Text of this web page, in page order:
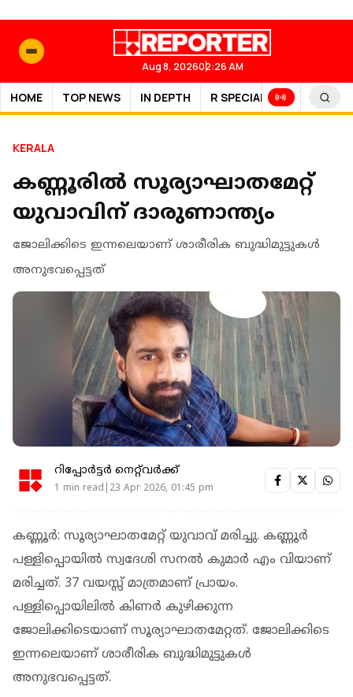
Aug 8, 202602:26 AM
HOME TOP NEWS IN DEPTH R SPECIAL SPORTS
KERALA
കണ്ണൂരില്‍ സൂര്യാഘാതമേറ്റ്
യുവാവിന് ദാരുണാന്ത്യം
ജോലിക്കിടെ ഇന്നലെയാണ് ശാരീരിക ബുദ്ധിമുട്ടുകള്‍
അനുഭവപ്പെട്ടത്
റിപ്പോർട്ടർ നെറ്റ്‌വര്‍ക്ക്‌
1 min read|23 Apr 2026, 01:45 pm
കണ്ണൂര്‍: സൂര്യാഘാതമേറ്റ് യുവാവ് മരിച്ചു. കണ്ണൂര്‍
പള്ളിപ്പൊയില്‍ സ്വദേശി സനല്‍ കുമാര്‍ എം വിയാണ്
മരിച്ചത്. 37 വയസ്സ് മാത്രമാണ് പ്രായം.
പള്ളിപ്പൊയിലില്‍ കിണര്‍ കുഴിക്കുന്ന
ജോലിക്കിടെയാണ് സൂര്യാഘാതമേറ്റത്. ജോലിക്കിടെ
ഇന്നലെയാണ് ശാരീരിക ബുദ്ധിമുട്ടുകള്‍
അനുഭവപ്പെട്ടത്.